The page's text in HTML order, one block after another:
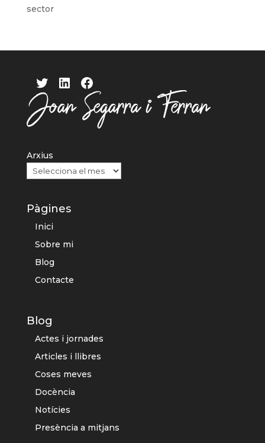
sector
Twitter LinkedIn Facebook
Arxius
Pàgines
Inici
Sobre mi
Blog
Contacte
Blog
Actes i jornades
Articles i llibres
Coses meves
Docència
Notícies
Presència a mitjans